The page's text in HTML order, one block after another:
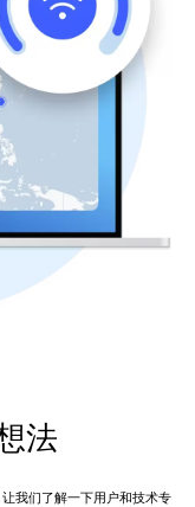
法
我们了解一下用户和技术专